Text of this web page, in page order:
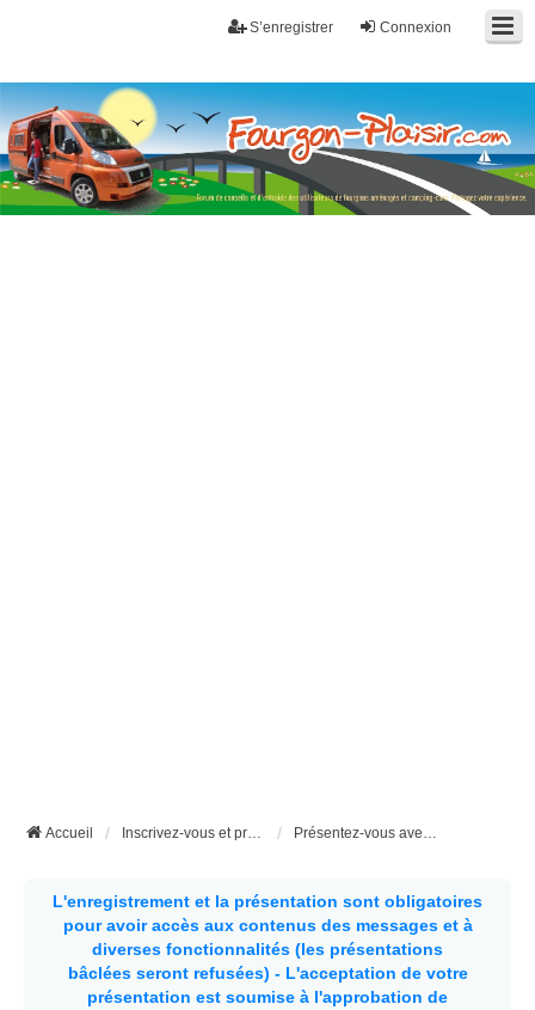
Connexion
S’enregistrer
Fourgon-plaisir.com
Forum de conseils et d'entraide des utilisateurs de fourgons, fourgons
aménagés, vans et de camping-car. Partagez votre expérience.
Accueil Inscrivez-vous et présentez vous ici Présentez-vous avec l'onglet "nouveaux sujets" pour avoir accès à la totalité du forum
L'enregistrement et la présentation sont obligatoires
pour avoir accès aux contenus des messages et à
diverses fonctionnalités (les présentations
bâclées seront refusées) - L'acceptation de votre
présentation est soumise à l'approbation de